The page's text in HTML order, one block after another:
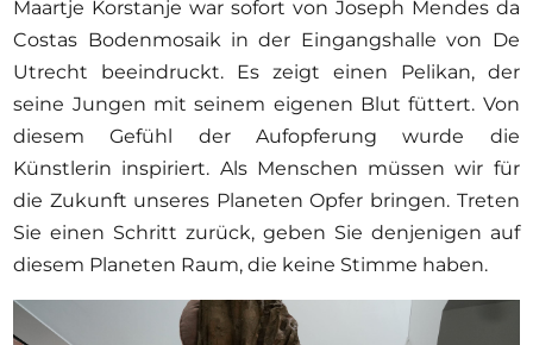
Maartje Korstanje war sofort von Joseph Mendes da
Costas Bodenmosaik in der Eingangshalle von De
Utrecht beeindruckt. Es zeigt einen Pelikan, der
seine Jungen mit seinem eigenen Blut füttert. Von
diesem Gefühl der Aufopferung wurde die
Künstlerin inspiriert. Als Menschen müssen wir für
die Zukunft unseres Planeten Opfer bringen. Treten
Sie einen Schritt zurück, geben Sie denjenigen auf
diesem Planeten Raum, die keine Stimme haben.